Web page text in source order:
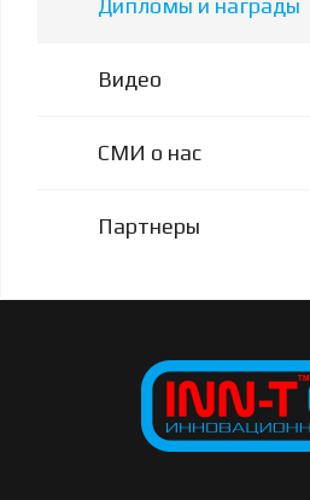
Дипломы и награды
Видео
СМИ о нас
Партнеры